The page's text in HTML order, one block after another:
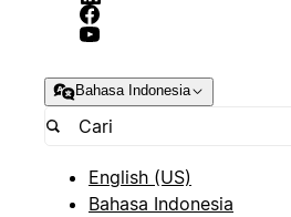
Bahasa Indonesia
English (US)
Bahasa Indonesia